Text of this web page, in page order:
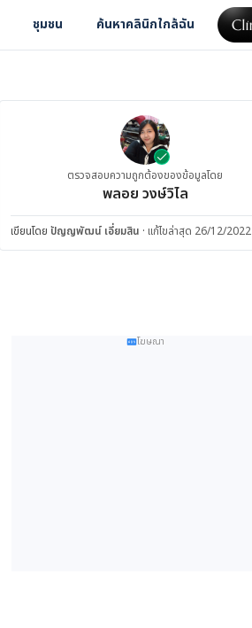
ชุมชน ค้นหาคลินิกใกล้ฉัน
ตรวจสอบความถูกต้องของข้อมูลโดย
พลอย วงษ์วิไล
เขียนโดย ปัญญพัฒน์ เอี่ยมสิน · แก้ไขล่าสุด 26/12/2022
โฆษณา